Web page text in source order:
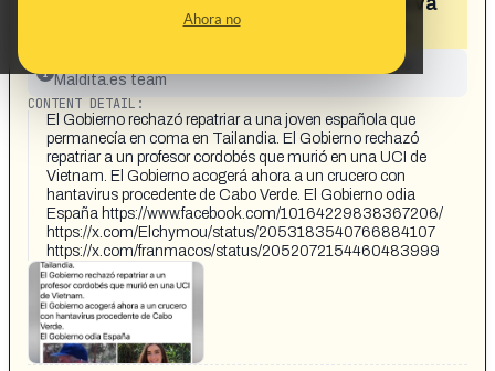
Ahora no
a acoger a un crucero con hantavirus»
This content has not yet been investigated by the
Maldita.es team
CONTENT DETAIL:
El Gobierno rechazó repatriar a una joven española que
permanecía en coma en Tailandia. El Gobierno rechazó
repatriar a un profesor cordobés que murió en una UCI de
Vietnam. El Gobierno acogerá ahora a un crucero con
hantavirus procedente de Cabo Verde. El Gobierno odia
España https://www.facebook.com/10164229838367206/
https://x.com/Elchymou/status/2053183540766884107
https://x.com/franmacos/status/2052072154460483999